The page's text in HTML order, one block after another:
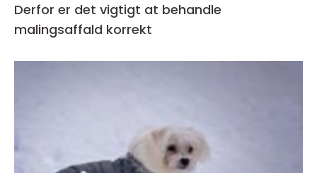
Derfor er det vigtigt at behandle
malingsaffald korrekt